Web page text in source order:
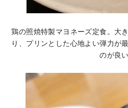
鶏の照焼特製マヨネーズ定食。大
り、プリンとした心地よい弾力が
のが良い